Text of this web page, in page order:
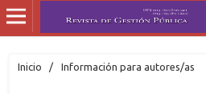
Inicio / Información para autores/as